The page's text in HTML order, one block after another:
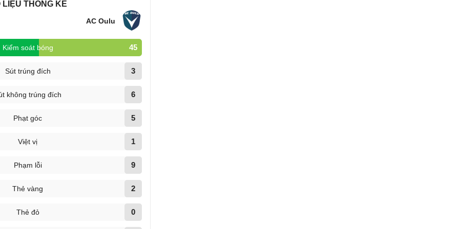
LIỆU THỐNG KÊ
AC Oulu
Kiểm soát bóng 45
Sút trúng đích 3
không trúng đích 6
Phạt góc 5
Việt vị 1
Phạm lỗi 9
Thẻ vàng 2
Thẻ đỏ 0